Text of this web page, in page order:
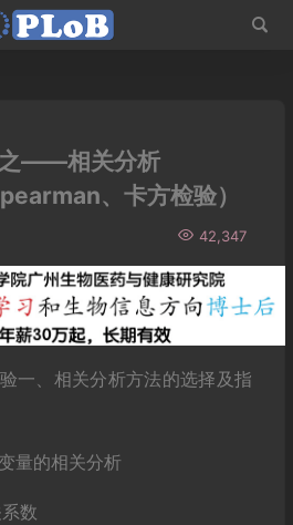
之——相关分析
、卡方检验）
42,347
一、相关分析方法的选择及指
量的相关分析
数